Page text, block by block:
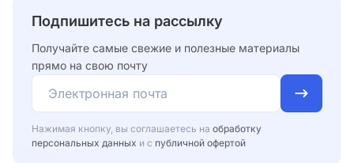
Подпишитесь на рассылку
Получайте самые свежие и полезные материалы
прямо на свою почту
Нажимая кнопку, вы соглашаетесь на обработку
персональных данных и с публичной офертой